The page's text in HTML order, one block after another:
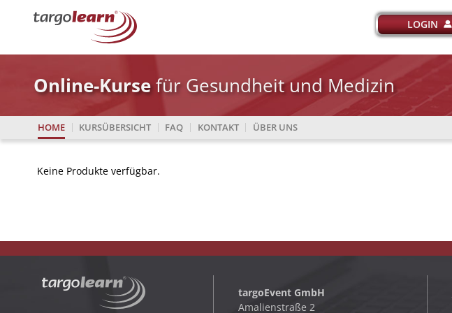
LOGIN
Online-Kursefür Gesundheit und Medizin
HOME KURSÜBERSICHT FAQ KONTAKT ÜBER UNS
Keine Produkte verfügbar.
targoEvent GmbH
Amalienstraße 2